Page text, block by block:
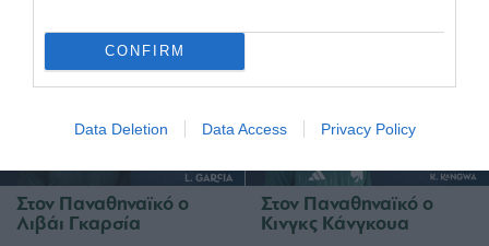
CONFIRM
Data Deletion Data Access Privacy Policy
ΜΕΤΑΓΡΑΦΙΚΑ
Στον Παναθηναϊκό ο
Λιβάι Γκαρσία
Στον Παναθηναϊκό ο
Κινγκς Κάνγκουα